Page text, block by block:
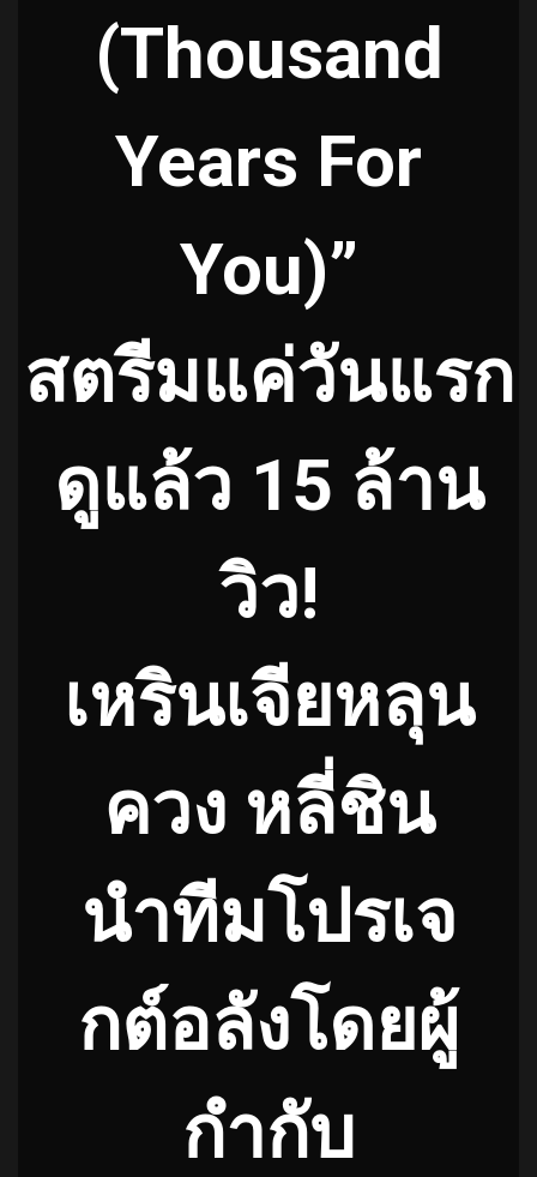
(Thousand
Years For
You)”
สตรีมแค่วันแรก
ดูแล้ว 15 ล้าน
วิว!
เหรินเจียหลุน
ควง หลี่ชิน
นำทีมโปรเจ
กต์อลังโดยผู้
กำกับ